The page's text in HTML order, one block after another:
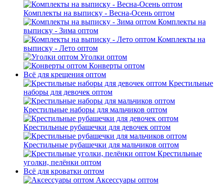
Комплекты на выписку - Весна-Осень оптом
Комплекты на
выписку - Зима оптом
Комплекты на
выписку - Лето оптом
Уголки оптом
Конверты оптом
Всё для крещения оптом
Крестильные
наборы для девочек оптом
Крестильные наборы для мальчиков оптом
Крестильные рубашечки для девочек оптом
Крестильные рубашечки для мальчиков оптом
Крестильные
уголки, пелёнки оптом
Всё для кроватки оптом
Аксессуары оптом